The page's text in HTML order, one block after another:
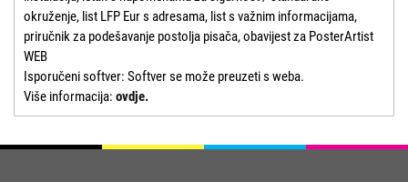
okruženje, list LFP Eur s adresama, list s važnim informacijama,
priručnik za podešavanje postolja pisača, obavijest za PosterArtist
WEB
Isporučeni softver: Softver se može preuzeti s weba.
Više informacija: ovdje.